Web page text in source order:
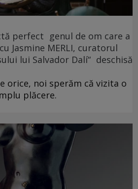
perfect genul de om care a
Jasmine MERLI, curatorul
lui Salvador Dalí“ deschisă
orice, noi sperăm că vizita o
plăcere.